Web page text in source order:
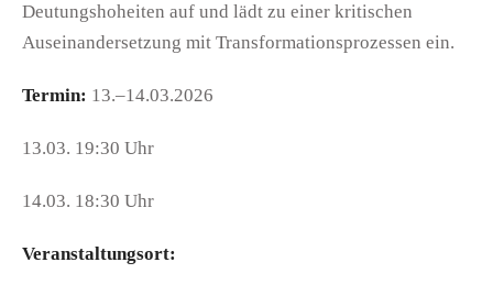
Deutungshoheiten auf und lädt zu einer kritischen
Auseinandersetzung mit Transformationsprozessen ein.
Termin: 13.–14.03.2026
13.03. 19:30 Uhr
14.03. 18:30 Uhr
Veranstaltungsort: